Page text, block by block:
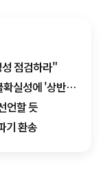
점검하라"
실성에 '상반기
언할 듯
기 환송